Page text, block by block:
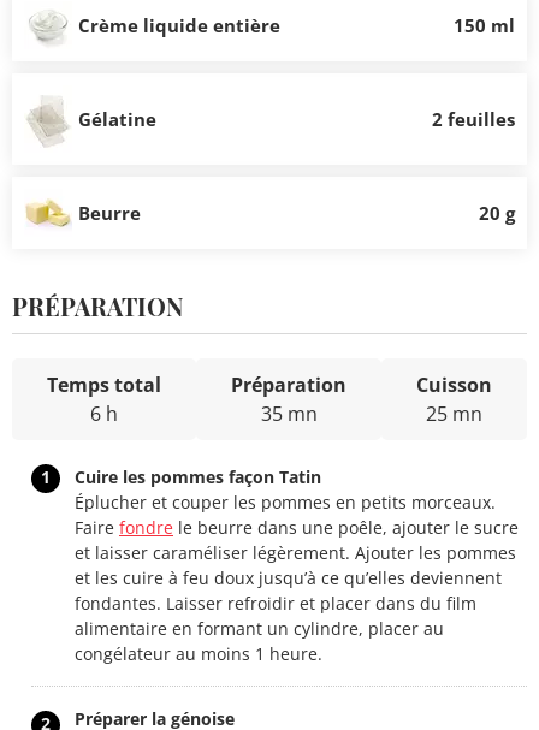
Crème liquide entière 150 ml
Gélatine 2 feuilles
Beurre 20 g
PRÉPARATION
Temps total
6 h
Préparation
35 mn
Cuisson
25 mn
1
Cuire les pommes façon Tatin
Éplucher et couper les pommes en petits morceaux.
Faire fondre le beurre dans une poêle, ajouter le sucre
et laisser caraméliser légèrement. Ajouter les pommes
et les cuire à feu doux jusqu’à ce qu’elles deviennent
fondantes. Laisser refroidir et placer dans du film
alimentaire en formant un cylindre, placer au
congélateur au moins 1 heure.
2 Préparer la génoise